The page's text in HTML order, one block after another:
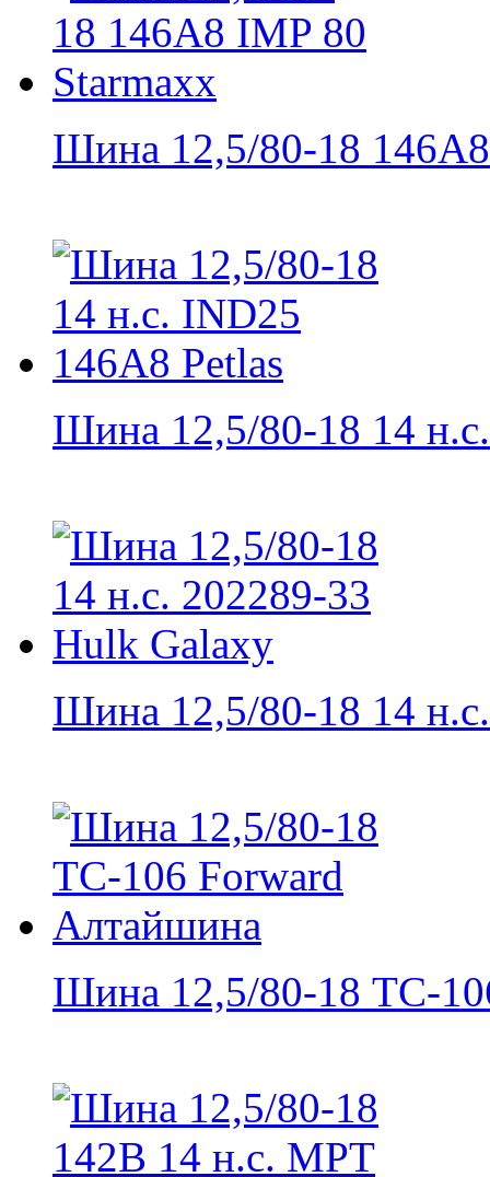
Шина 12,5/80-18
Шина 12,5/80-18 14
Шина 12,5/80-18 14
Шина 12,5/80-18 ТС-